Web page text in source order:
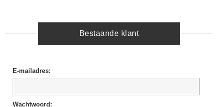
Bestaande klant
E-mailadres:
Wachtwoord: